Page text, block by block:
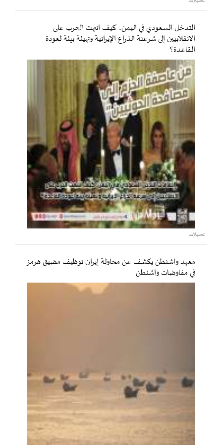
التدخل السعودي في اليمن.. كيف انتهت الحرب على
الانقلابيين إلى شرعنة الذراع الإيرانية وتهيئة بيئة لعودة
القاعدة؟
تحليلات
معهد واشنطن يكشف عن محاولة إيران توظيف مضيق هرمز
في مفاوضات واشنطن